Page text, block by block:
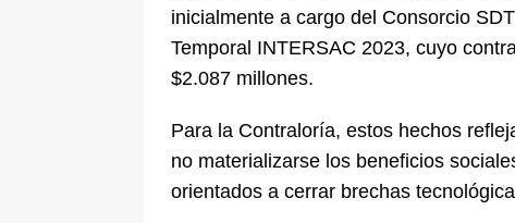
inicialmente a cargo del Consorcio
Temporal INTERSAC 2023, cuyo
$2.087 millones.
Para la Contraloría, estos hechos
no materializarse los beneficios
orientados a cerrar brechas